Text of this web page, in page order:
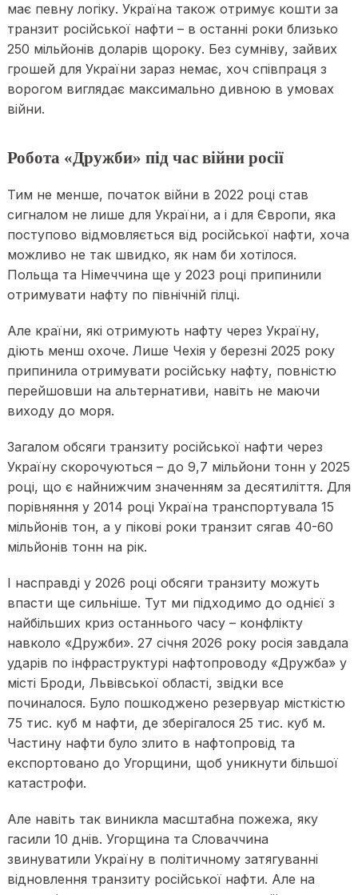
має певну логіку. Україна також отримує кошти за
транзит російської нафти – в останні роки близько
250 мільйонів доларів щороку. Без сумніву, зайвих
грошей для України зараз немає, хоч співпраця з
ворогом виглядає максимально дивною в умовах
війни.
Робота «Дружби» під час війни росії
Тим не менше, початок війни в 2022 році став
сигналом не лише для України, а і для Європи, яка
поступово відмовляється від російської нафти, хоча
можливо не так швидко, як нам би хотілося.
Польща та Німеччина ще у 2023 році припинили
отримувати нафту по північній гілці.
Але країни, які отримують нафту через Україну,
діють менш охоче. Лише Чехія у березні 2025 року
припинила отримувати російську нафту, повністю
перейшовши на альтернативи, навіть не маючи
виходу до моря.
Загалом обсяги транзиту російської нафти через
Україну скорочуються – до 9,7 мільйони тонн у 2025
році, що є найнижчим значенням за десятиліття. Для
порівняння у 2014 році Україна транспортувала 15
мільйонів тон, а у пікові роки транзит сягав 40-60
мільйонів тонн на рік.
І насправді у 2026 році обсяги транзиту можуть
впасти ще сильніше. Тут ми підходимо до однієї з
найбільших криз останнього часу – конфлікту
навколо «Дружби». 27 січня 2026 року росія завдала
ударів по інфраструктурі нафтопроводу «Дружба» у
місті Броди, Львівської області, звідки все
починалося. Було пошкоджено резервуар місткістю
75 тис. куб м нафти, де зберігалося 25 тис. куб м.
Частину нафти було злито в нафтопровід та
експортовано до Угорщини, щоб уникнути більшої
катастрофи.
Але навіть так виникла масштабна пожежа, яку
гасили 10 днів. Угорщина та Словаччина
звинуватили Україну в політичному затягуванні
відновлення транзиту російської нафти. Але на